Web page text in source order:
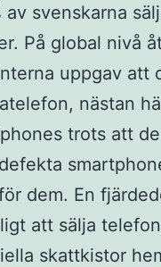
svenskarna
På global nivå
uppgav att
nästan
trots att
dem. En
att sälja
skattkistor